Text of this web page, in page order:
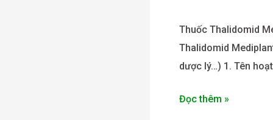
Thuốc Thalidomid
Thalidomid
dược lý…) 1. Tên
Đọc thêm »